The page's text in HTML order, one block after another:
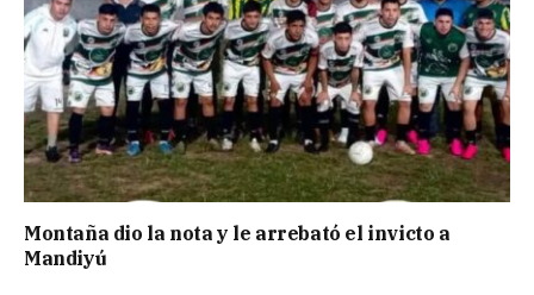
Montaña dio la nota y le arrebató el invicto a
Mandiyú